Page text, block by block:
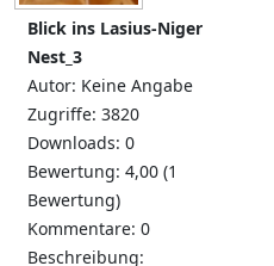
Blick ins Lasius-Niger
Nest_3
Autor: Keine Angabe
Zugriffe: 3820
Downloads: 0
Bewertung: 4,00 (1
Bewertung)
Kommentare: 0
Beschreibung: